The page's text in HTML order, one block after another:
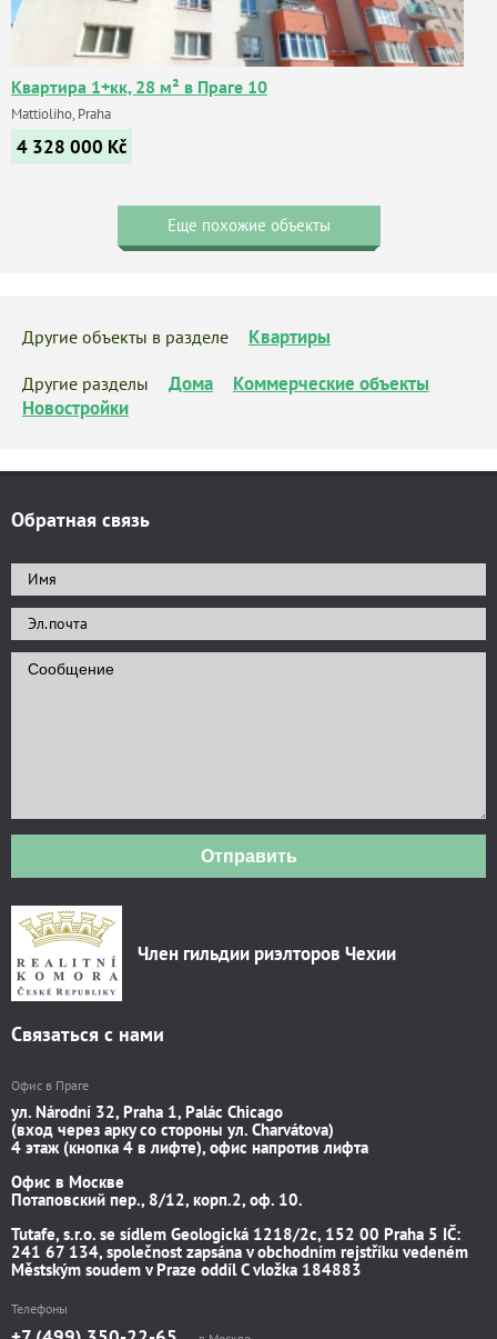
Квартира 1+кк, 28 м² в Праге 10
Mattioliho, Praha
4 328 000 Kč
Еще похожие объекты
Другие объекты в разделе Квартиры
Другие разделы Дома
Коммерческие объекты
Новостройки
Обратная связь
Отправить
Член гильдии риэлторов Чехии
Связаться с нами
Офис в Праге
ул. Národní 32, Praha 1, Palác Chicago
(вход через арку со стороны ул. Charvátova)
4 этаж (кнопка 4 в лифте), офис напротив лифта
Офис в Москве
Потаповский пер., 8/12, корп.2, оф. 10.
Tutafe, s.r.o. se sídlem Geologická 1218/2c, 152 00 Praha 5 IČ:
241 67 134, společnost zapsána v obchodním rejstříku vedeném
Městským soudem v Praze oddíl C vložka 184883
Телефоны